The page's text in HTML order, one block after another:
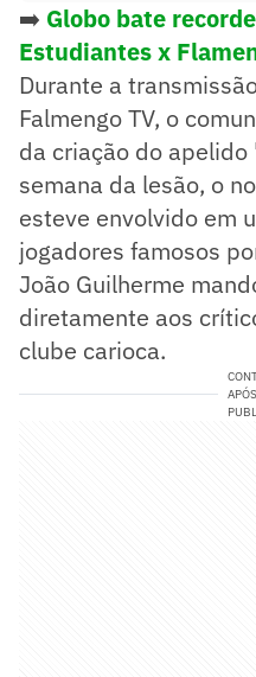
➡️ Globo bate
Estudiantes x
Durante a
Falmengo TV, o
da criação do
semana da lesão, o
esteve envolvido em
jogadores famosos
João Guilherme
diretamente aos
clube carioca.